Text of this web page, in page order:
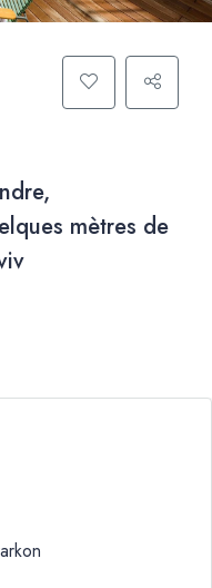
mètres de